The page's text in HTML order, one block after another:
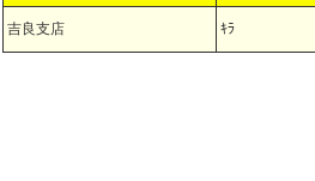
吉良支店 ｷﾗ